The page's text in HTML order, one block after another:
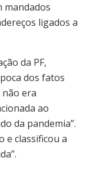
mandados
ligados a
da PF,
dos fatos
era
ao
da pandemia”.
e classificou a